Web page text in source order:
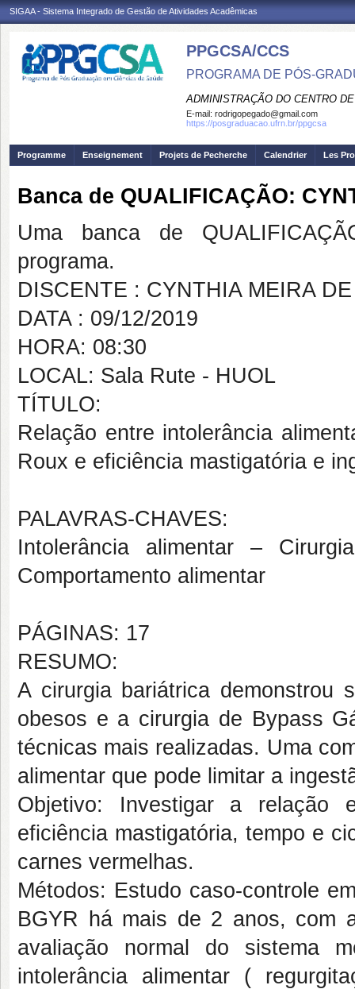
SIGAA - Sistema Integrado de Gestão de Atividades Acadêmicas
PPGCSA/CCS
PROGRAMA DE PÓS-
ADMINISTRAÇÃO DO CENTRO
E-mail: rodrigopegado@gmail.com
https://posgraduacao.ufrn.br/ppgcsa
Programme Enseignement Projets de Pecherche Calendrier Les
Banca de QUALIFICAÇÃO:
Uma banca de
programa.
DISCENTE : CYNTHIA MEIRA
DATA : 09/12/2019
HORA: 08:30
LOCAL: Sala Rute - HUOL
TÍTULO:
Relação entre intolerância
Roux e eficiência mastigatória e
PALAVRAS-CHAVES:
Intolerância alimentar –
Comportamento alimentar
PÁGINAS: 17
RESUMO:
A cirurgia bariátrica demonstrou
obesos e a cirurgia de Bypass
técnicas mais realizadas. Uma
alimentar que pode limitar a
Objetivo: Investigar a relação
eficiência mastigatória, tempo e
carnes vermelhas.
Métodos: Estudo caso-controle
BGYR há mais de 2 anos, com
avaliação normal do sistema
intolerância alimentar (